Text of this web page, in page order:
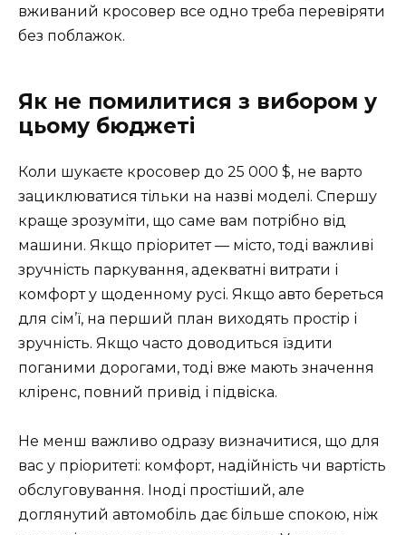
вживаний кросовер все одно треба перевіряти
без поблажок.
Як не помилитися з вибором у
цьому бюджеті
Коли шукаєте кросовер до 25 000 $, не варто
зациклюватися тільки на назві моделі. Спершу
краще зрозуміти, що саме вам потрібно від
машини. Якщо пріоритет — місто, тоді важливі
зручність паркування, адекватні витрати і
комфорт у щоденному русі. Якщо авто береться
для сім’ї, на перший план виходять простір і
зручність. Якщо часто доводиться їздити
поганими дорогами, тоді вже мають значення
кліренс, повний привід і підвіска.
Не менш важливо одразу визначитися, що для
вас у пріоритеті: комфорт, надійність чи вартість
обслуговування. Іноді простіший, але
доглянутий автомобіль дає більше спокою, ніж